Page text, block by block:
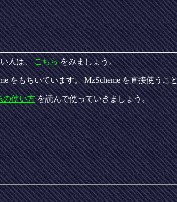
い人は、こちらをみましょう。
をもちいています。 MzScheme を直接使うこ
の使い方を読んで使っていきましょう。